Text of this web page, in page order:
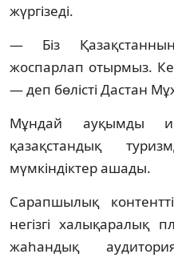
жүргізеді.
— Біз
жоспарлап отырмыз.
— деп бөлісті Дастан
Мұндай ауқымды
қазақстандық
мүмкіндіктер ашады.
Сарапшылық
негізгі халықаралық
жаһандық